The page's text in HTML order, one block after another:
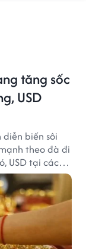
tăng sốc
USD
biến sôi
theo đà đi
USD tại các
tâm lập